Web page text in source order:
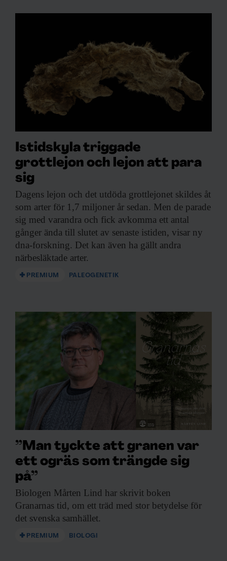
Istidskyla triggade
grottlejon och lejon att para
sig
Dagens lejon och det utdöda grottlejonet skildes åt
som arter för 1,7 miljoner år sedan. Men de parade
sig med varandra och fick avkomma ett antal
gånger ända till slutet av senaste istiden, visar ny
dna-forskning. Det kan även ha gällt andra
närbesläktade arter.
PREMIUM PALEOGENETIK
”Man tyckte att granen var
ett ogräs som trängde sig
på”
Biologen Mårten Lind har skrivit boken
Granarnas tid, om ett träd med stor betydelse för
det svenska samhället.
PREMIUM BIOLOGI